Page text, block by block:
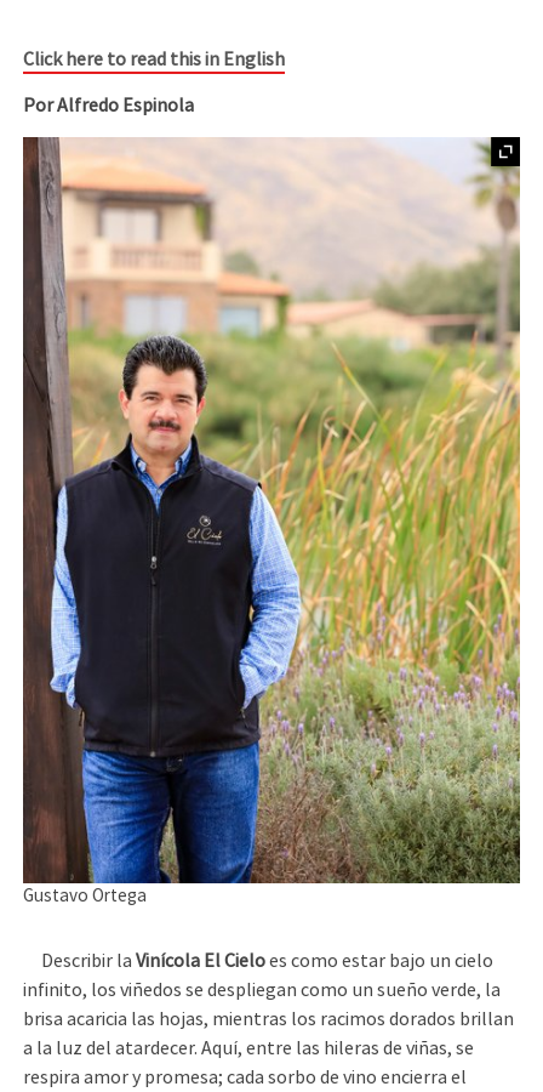
Click here to read this in English
Por Alfredo Espinola
Gustavo Ortega
Describir la Vinícola El Cieloes como estar bajo un cielo
infinito, los viñedos se despliegan como un sueño verde, la
brisa acaricia las hojas, mientras los racimos dorados brillan
a la luz del atardecer. Aquí, entre las hileras de viñas, se
respira amor y promesa; cada sorbo de vino encierra el